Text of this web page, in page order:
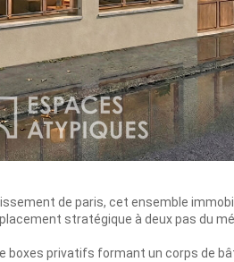
de paris, cet ensemble
stratégique à deux pas du
privatifs formant un corps de